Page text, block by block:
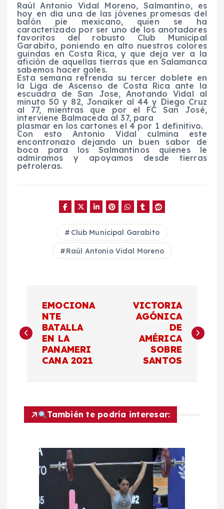
Raúl Antonio Vidal Moreno, Salmantino, es
hoy en dia una de las jóvenes promesas del
balón pie mexicano, quien se ha
caracterizado por ser uno de los anotadores
favoritos del robusto Club Municipal
Garabito, poniendo en alto nuestros colores
guindas en Costa Rica, y que deja ver a la
afición de aquellas tierras que en Salamanca
sabemos hacer goles.
Esta semana refrenda su tercer doblete en
la Liga de Ascenso de Costa Rica ante la
escuadra de San Jose, Anotando Vidal al
minuto 50 y 82, Jonaiker al 44 y Diego Cruz
al 77, mientras que por el FC San José,
interviene Balmaceda al 37, para
plasmar en los cartones el 4 por 1 definitivo.
Con esto Antonio Vidal culmina este
encontronazo dejando un buen sabor de
boca para los Salmantinos quienes le
admiramos y apoyamos desde tierras
petroleras.
Club Municipal Garabito
Raúl Antonio Vidal Moreno
a
v
a
EMOCIONA
NTE
BATALLA
EN LA
PANAMERI
CANA 2021
VICTORIA
AGÓNICA
DE
AMÉRICA
SOBRE
SANTOS
También te podría interesar: